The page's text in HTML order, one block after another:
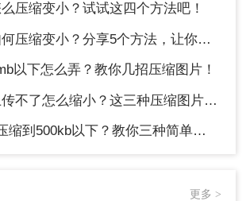
压缩变小？试试这四个方法吧！
变小？分享5个方法，让你轻松调整图片大小
以下怎么弄？教你几招压缩图片！
怎么缩小？这三种压缩图片的方法非常实用！
到500kb以下？教你三种简单方法！
更多 >